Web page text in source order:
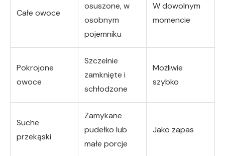
Całe owoce
osuszone, w
osobnym
pojemniku
W dowolnym
momencie
Pokrojone
owoce
Szczelnie
zamknięte i
schłodzone
Możliwie
szybko
Suche
przekąski
Zamykane
pudełko lub
małe porcje
Jako zapas